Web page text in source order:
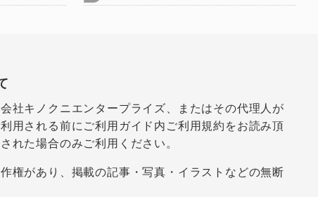
社キノクニエンタープライズ、またはその代理人が
用される前にご利用ガイド内ご利用規約をお読み頂
れた場合のみご利用ください。
権があり、掲載の記事・写真・イラストなどの無断